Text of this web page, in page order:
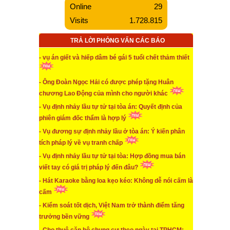
Online
29
Visits
1.728.815
TRẢ LỜI PHỎNG VẤN CÁC BÁO
- vụ án giết và hiếp dâm bé gái 5 tuổi chết thảm thiết
- Ông Đoàn Ngọc Hải có được phép tặng Huân
chương Lao Động của mình cho người khác
- Vụ định nhảy lầu tự tử tại tòa án: Quyết định của
phiên giám đốc thẩm là hợp lý
- Vụ đương sự định nhảy lầu ở tòa án: Ý kiến phân
tích pháp lý về vụ tranh chấp
- Vụ định nhảy lầu tự tử tại tòa: Hợp đồng mua bán
viết tay có giá trị pháp lý đến đâu?
- Hát Karaoke bằng loa kẹo kéo: Không dễ nói cấm là
cấm
- Kiểm soát tốt dịch, Việt Nam trở thành điểm tăng
trưởng bền vững
...xem chi tiết
* Hành vi hủy hoại môi trường nghiêm trọng có thể bị
xử lý hình sự
* Cho thuê căn hộ chung cư theo ngày tại TPHCM:
Luật cấm nhưng thực tiễn “buông”
...xem chi tiết
* Lừa đảo giới thiệu việc làm Tết
...xem chi tiết
* Nam nữ sống chung không đăng ký kết hôn
* Những rủi ro khi mua lại nhà ở xã hội bằng hợp
đồng ủy quyền, di chúc, vi bằng
...xem chi tiết
* Nên “THIẾN HOÁ HỌC” yêu râu xanh phạm tội xâm